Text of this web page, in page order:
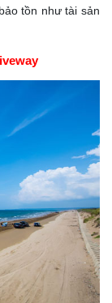
tồn như tài sản